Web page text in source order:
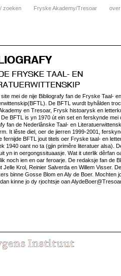
zoeken Fryske Akademy/Tresoar
mei de nije Bibliografy fan de Fryske Taal- en
De BFTL wurdt byhâlden
en Tresoar, Frysk histoarysk en
BFTL is yn 1970 út ein set en ferskynde mei
fan de Nederlânske Taal- en
It lêste diel, oer de jierren 1999-2001,
fernijde BFTL jout titels oer Fryske taal- en
1940 oant no ta (gjin primêre literatuer alsa).
yn in oergongssituaasje. Wat it uterlik dêrfan
noch ien en oar feroarje. De redaksje fan de
Jelle Krol, Reinier Salverda en Willem Visser. De
binne Gosse Blom en Aly de Boer. Mochten
kinne jo dy rjochtsje oan